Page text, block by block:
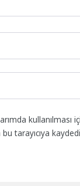
kullanılması
tarayıcıya